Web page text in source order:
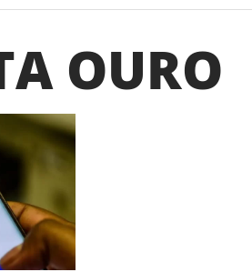
OURO